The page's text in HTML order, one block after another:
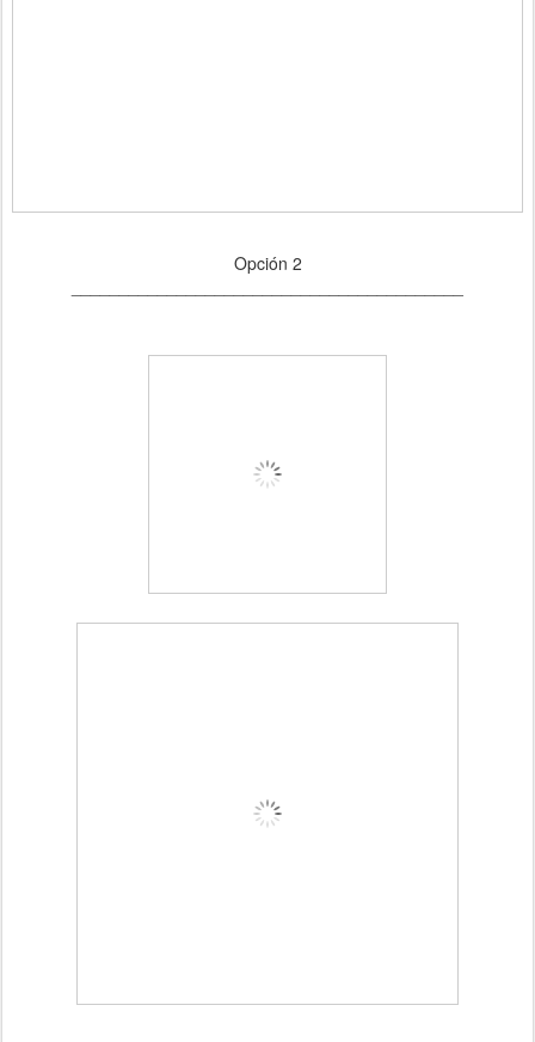
Opción 2